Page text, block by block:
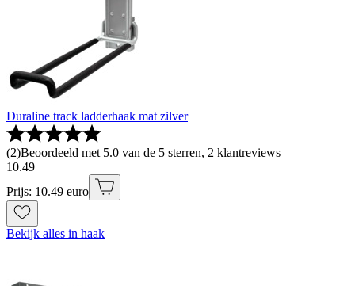
Duraline track ladderhaak mat zilver
(2)Beoordeeld met 5.0 van de 5 sterren, 2 klantreviews
10.49
Prijs: 10.49 euro
Bekijk alles in haak